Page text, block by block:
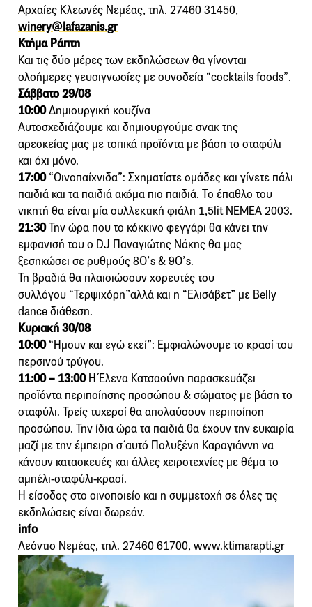
Αρχαίες Κλεωνές Νεμέας, τηλ. 27460 31450,
winery@lafazanis.gr
Κτήμα Ράπτη
Και τις δύο μέρες των εκδηλώσεων θα γίνονται
ολοήμερες γευσιγνωσίες με συνοδεία “cocktails foods”.
Σάββατο 29/08
10:00Δημιουργική κουζίνα
Αυτοσχεδιάζουμε και δημιουργούμε σνακ της
αρεσκείας μας με τοπικά προϊόντα με βάση το σταφύλι
και όχι μόνο.
17:00“Οινοπαίχνιδα”: Σχηματίστε ομάδες και γίνετε πάλι
παιδιά και τα παιδιά ακόμα πιο παιδιά. Το έπαθλο του
νικητή θα είναι μία συλλεκτική φιάλη 1,5lit ΝΕΜΕΑ 2003.
21:30Την ώρα που το κόκκινο φεγγάρι θα κάνει την
εμφανισή του ο DJ Παναγιώτης Νάκης θα μας
ξεσηκώσει σε ρυθμούς 8Ο’s & 9Ο’s.
Τη βραδιά θα πλαισιώσουν χορευτές του
συλλόγου “Τερψιχόρη”αλλά και η “Ελισάβετ” με Belly
dance διάθεση.
Κυριακή 30/08
10:00“Hμουν και εγώ εκεί”: Εμφιαλώνουμε το κρασί του
περσινού τρύγου.
11:00 – 13:00Η Έλενα Κατσαούνη παρασκευάζει
προϊόντα περιποίησης προσώπου & σώματος με βάση το
σταφύλι. Τρείς τυχεροί θα απολαύσουν περιποίηση
προσώπου. Την ίδια ώρα τα παιδιά θα έχουν την ευκαιρία
μαζί με την έμπειρη σ΄αυτό Πολυξένη Καραγιάννη να
κάνουν κατασκευές και άλλες χειροτεχνίες με θέμα το
αμπέλι-σταφύλι-κρασί.
Η είσοδος στο οινοποιείο και η συμμετοχή σε όλες τις
εκδηλώσεις είναι δωρεάν.
info
Λεόντιο Νεμέας, τηλ. 27460 61700, www.ktimarapti.gr